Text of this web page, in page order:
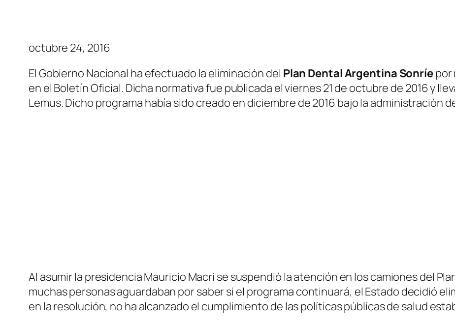
octubre 24, 2016
El Gobierno Nacional ha efectuado la eliminación del Plan Dental Argentina Sonríepor
en el Boletín Oficial. Dicha normativa fue publicada el viernes 21 de octubre de 2016 y
Lemus. Dicho programa había sido creado en diciembre de 2016 bajo la administración
Al asumir la presidencia Mauricio Macri se suspendió la atención en los camiones del
muchas personas aguardaban por saber si el programa continuará, el Estado decidió
en la resolución, no ha alcanzado el cumplimiento de las políticas públicas de salud